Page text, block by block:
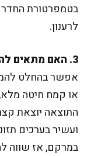
בטמפרטורת החדר
לרענון.
3. האם מתאים להמיר את הקמח בקמח מלא?
אפשר בהחלט
התוצאה יוצאת
ועשיר בערכים
במרקם, אז שווה